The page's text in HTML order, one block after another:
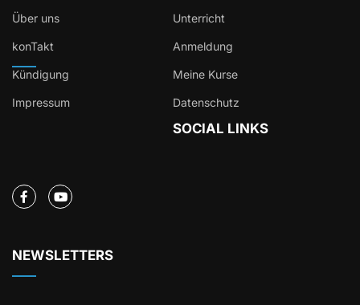
Über uns Unterricht
konTakt Anmeldung
Kündigung Meine Kurse
Impressum Datenschutz
SOCIAL LINKS
NEWSLETTERS